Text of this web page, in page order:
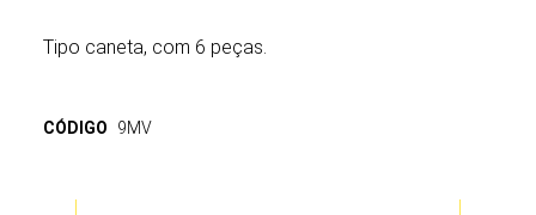
Tipo caneta, com 6 peças.
CÓDIGO 9MV